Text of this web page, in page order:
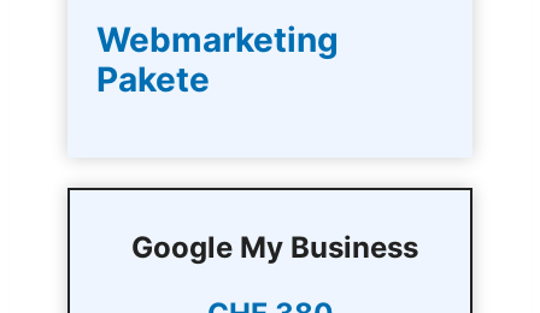
Webmarketing
Pakete
Google My Business